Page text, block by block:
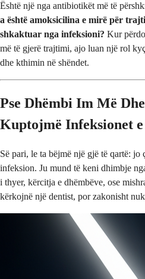
Është një nga antibiotikët më të
a është amoksicilina e mirë për
shkaktuar nga infeksioni? Kur
më të gjerë trajtimi, ajo luan një rol
dhe kthimin në shëndet.
Pse Dhëmbi Im Më
Kuptojmë Infeksionet
Së pari, le ta bëjmë një gjë të qartë: jo
infeksion. Ju mund të keni dhimbje
i thyer, kërcitja e dhëmbëve, ose
kërkojnë një dentist, por zakonisht